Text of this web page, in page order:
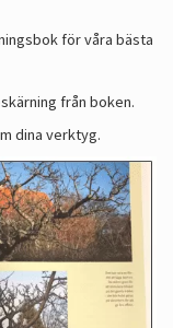
för våra bästa
från boken.
dina verktyg.